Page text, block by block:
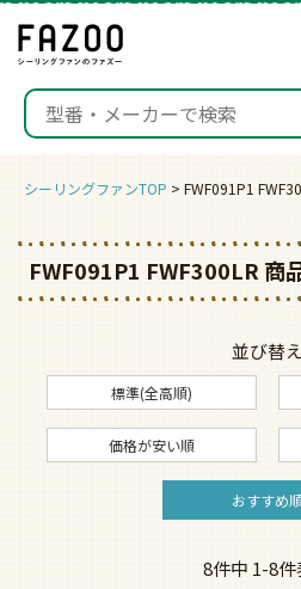
シーリングファンTOP FWF091P1
FWF091P1 FWF300LR 商
並び替え
標準(全高順)
価格が安い順
おすすめ
8件中 1-8